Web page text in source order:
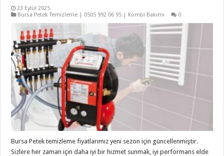
23 Eylül 2025
Bursa Petek Temizleme | 0505 992 06 95 | Kombi Bakımı
0
Bursa Petek temizleme fiyatlarımız yeni sezon için güncellenmiştir.
Sizlere her zaman için daha iyi bir hizmet sunmak, iyi performans elde